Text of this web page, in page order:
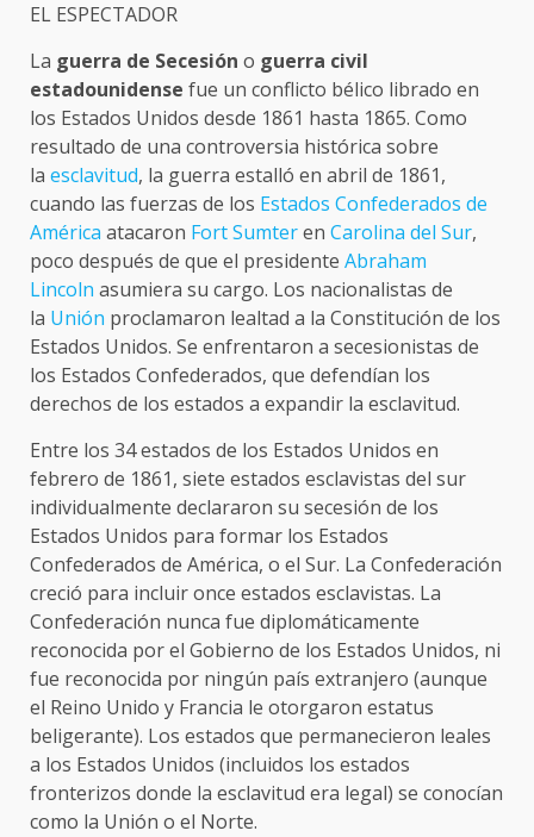
EL ESPECTADOR
La guerra de Secesión o guerra civil
estadounidense fue un conflicto bélico librado en
los Estados Unidos desde 1861 hasta 1865. Como
resultado de una controversia histórica sobre
la esclavitud, la guerra estalló en abril de 1861,
cuando las fuerzas de los Estados Confederados de
América atacaron Fort Sumteren Carolina del Sur,
poco después de que el presidente Abraham
Lincoln asumiera su cargo. Los nacionalistas de
la Unión proclamaron lealtad a la Constitución de los
Estados Unidos. Se enfrentaron a secesionistas de
los Estados Confederados, que defendían los
derechos de los estados a expandir la esclavitud.
Entre los 34 estados de los Estados Unidos en
febrero de 1861, siete estados esclavistas del sur
individualmente declararon su secesión de los
Estados Unidos para formar los Estados
Confederados de América, o el Sur. La Confederación
creció para incluir once estados esclavistas. La
Confederación nunca fue diplomáticamente
reconocida por el Gobierno de los Estados Unidos, ni
fue reconocida por ningún país extranjero (aunque
el Reino Unido y Francia le otorgaron estatus
beligerante). Los estados que permanecieron leales
a los Estados Unidos (incluidos los estados
fronterizos donde la esclavitud era legal) se conocían
como la Unión o el Norte.